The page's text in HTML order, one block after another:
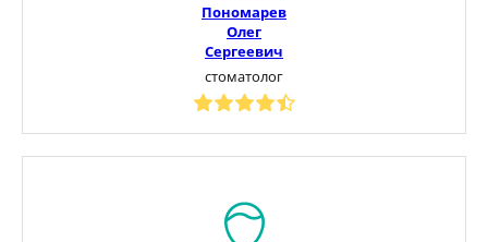
Пономарев
Олег
Сергеевич
стоматолог